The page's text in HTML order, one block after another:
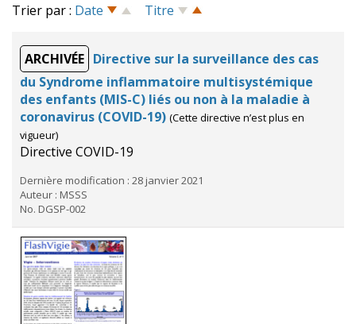
Trier par : Date Titre
ARCHIVÉE Directive sur la surveillance des cas
du Syndrome inflammatoire multisystémique
des enfants (MIS-C) liés ou non à la maladie à
coronavirus (COVID-19) (Cette directive n’est plus en
vigueur)
Directive COVID-19
Dernière modification : 28 janvier 2021
Auteur : MSSS
No. DGSP-002